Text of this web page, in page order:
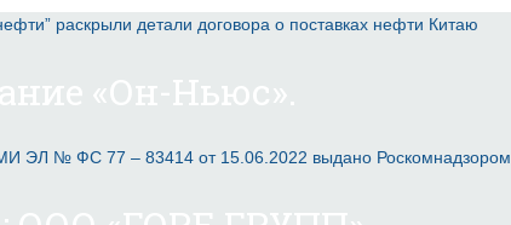
раскрыли детали договора о поставках нефти Китаю
ЭЛ № ФС 77 – 83414 от 15.06.2022 выдано Роскомнадзором.